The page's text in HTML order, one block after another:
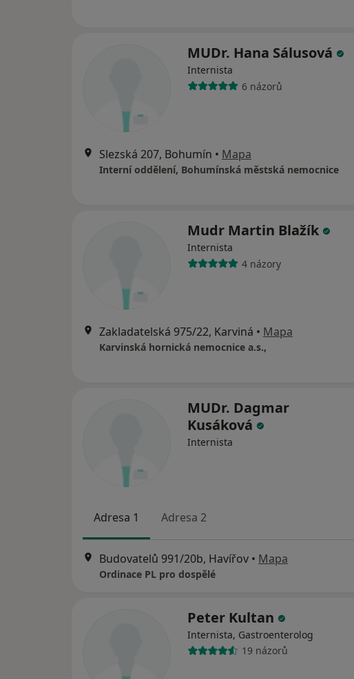
MUDr. Hana Sálusová
Internista
6 názorů
Slezská 207, Bohumín • Mapa
Interní oddělení, Bohumínská městská nemocnice
Mudr Martin Blažík
Internista
4 názory
Zakladatelská 975/22, Karviná • Mapa
Karvinská hornická nemocnice a.s.,
MUDr. Dagmar
Kusáková
Internista
Adresa 1 Adresa 2
Budovatelů 991/20b, Havířov • Mapa
Ordinace PL pro dospělé
Peter Kultan
Internista, Gastroenterolog
19 názorů